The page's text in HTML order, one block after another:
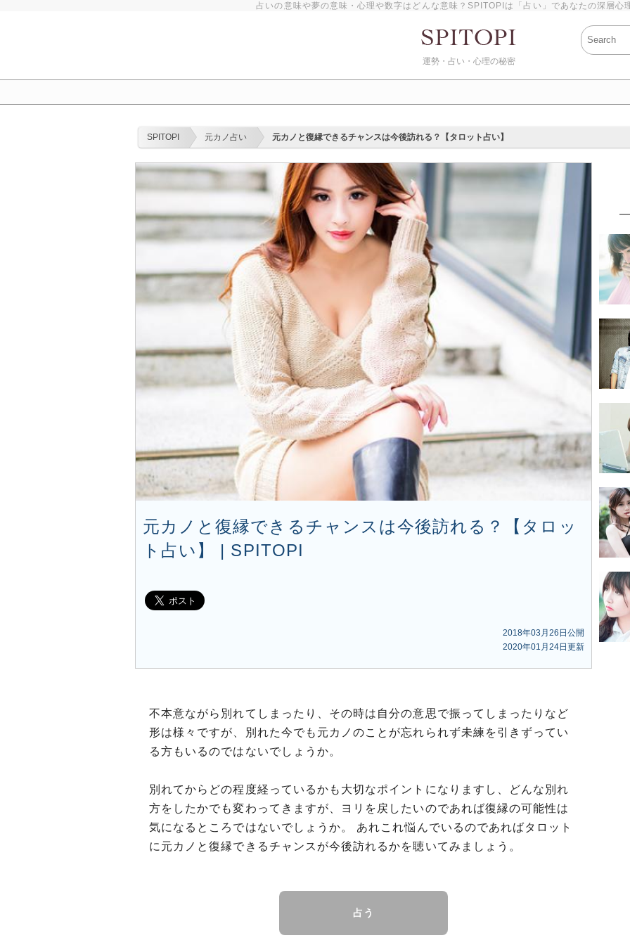
占いの意味や夢の意味・心理や数字はどんな意味？SPITOPIは「占い」であなたの深層心
運勢・占い・心理の秘密
SPITOPI 元カノ占い 元カノと復縁できるチャンスは今後訪れる？【タロット占い】
元カノと復縁できるチャンスは今後訪れる？【タロッ
ト占い】 | SPITOPI
2018年03月26日公開
2020年01月24日更新
不本意ながら別れてしまったり、その時は自分の意思で振ってしまったりなど
形は様々ですが、別れた今でも元カノのことが忘れられず未練を引きずってい
る方もいるのではないでしょうか。
別れてからどの程度経っているかも大切なポイントになりますし、どんな別れ
方をしたかでも変わってきますが、ヨリを戻したいのであれば復縁の可能性は
気になるところではないでしょうか。 あれこれ悩んでいるのであればタロット
に元カノと復縁できるチャンスが今後訪れるかを聴いてみましょう。
占う